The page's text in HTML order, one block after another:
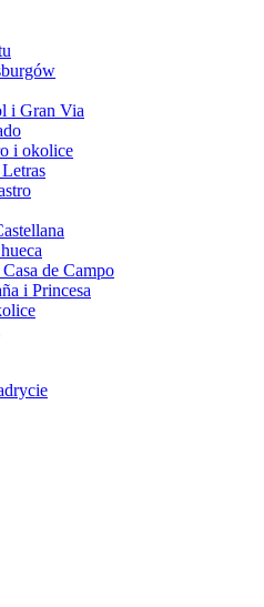
i Gran Via
i okolice
de Campo
i Princesa